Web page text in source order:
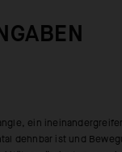
ein
dehnbar ist und